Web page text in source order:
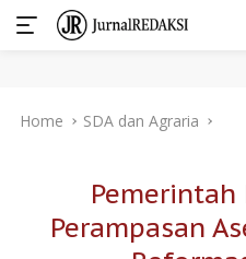
Home SDA dan Agraria
Pemerintah
Perampasan